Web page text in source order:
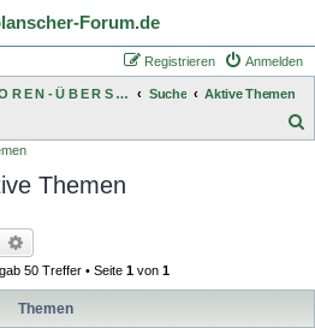
Forum.de
Anmelden
Registrieren
F O R E N - Ü B E R S I C H T Suche
Aktive Themen
Themen
Suche
50 Treffer • Seite 1von 1
Themen